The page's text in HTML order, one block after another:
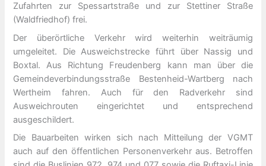
Zufahrten zur Spessartstraße und zur Stettiner Straße
(Waldfriedhof) frei.
Der überörtliche Verkehr wird weiterhin weiträumig
umgeleitet. Die Ausweichstrecke führt über Nassig und
Boxtal. Aus Richtung Freudenberg kann man über die
Gemeindeverbindungsstraße Bestenheid-Wartberg nach
Wertheim fahren. Auch für den Radverkehr sind
Ausweichrouten eingerichtet und entsprechend
ausgeschildert.
Die Bauarbeiten wirken sich nach Mitteilung der VGMT
auch auf den öffentlichen Personenverkehr aus. Betroffen